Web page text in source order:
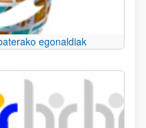
egonaldiak